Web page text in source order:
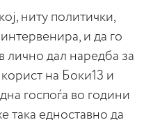
ниту политички,
и да го
лично дал наредба за
на Боки13 и
госпоѓа во години
така едноставно да